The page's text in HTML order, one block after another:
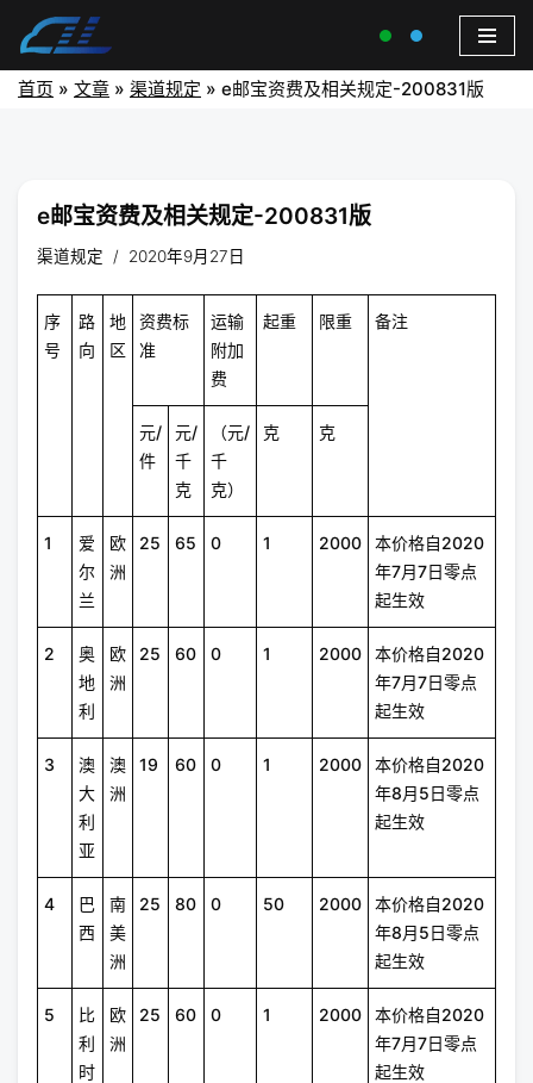
首页 » 文章 » 渠道规定 » e邮宝资费及相关规定-200831版
e邮宝资费及相关规定-200831版
渠道规定 2020年9月27日
序
号
路
向
地
区
资费标
准
运输
附加
费
起重 限重 备注
元/
件
元/
千
克
（元/
千
克）
克 克
1
爱
尔
兰
欧
洲
25 65 0 1 2000
本价格自2020
年7月7日零点
起生效
2
奥
地
利
欧
洲
25 60 0 1 2000
本价格自2020
年7月7日零点
起生效
3
澳
大
利
亚
澳
洲
19 60 0 1 2000
本价格自2020
年8月5日零点
起生效
4
巴
西
南
美
洲
25 80 0 50 2000
本价格自2020
年8月5日零点
起生效
5
比
利
时
欧
洲
25 60 0 1 2000
本价格自2020
年7月7日零点
起生效